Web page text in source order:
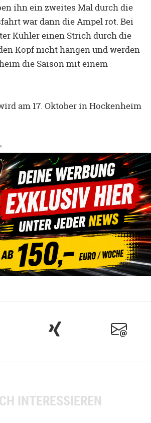
ihn ein zweites Mal durch die
war dann die Ampel rot. Bei
Kühler einen Strich durch die
Kopf nicht hängen und werden
die Saison mit einem
am 17. Oktober in Hockenheim
INTERESSIEREN